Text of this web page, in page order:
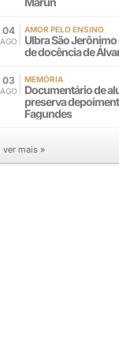
04
AGO
AMOR PELO ENSINO
Ulbra São
de docência de
03
AGO
MEMÓRIA
Documentário de
preserva
Fagundes
ver mais »